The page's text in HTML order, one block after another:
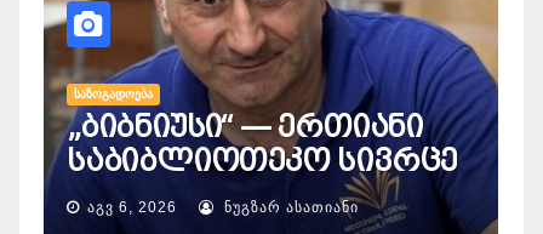
ᲡᲐᲖᲝᲒᲐᲓᲝᲔᲑᲐ
„ბიბნიუსი“ — ერთიანი
საბიბლიოთეკო სივრცე
ᲐᲒᲕ 6, 2026 ᲜᲣᲒᲖᲐᲠ ᲐᲡᲐᲗᲘᲐᲜᲘ